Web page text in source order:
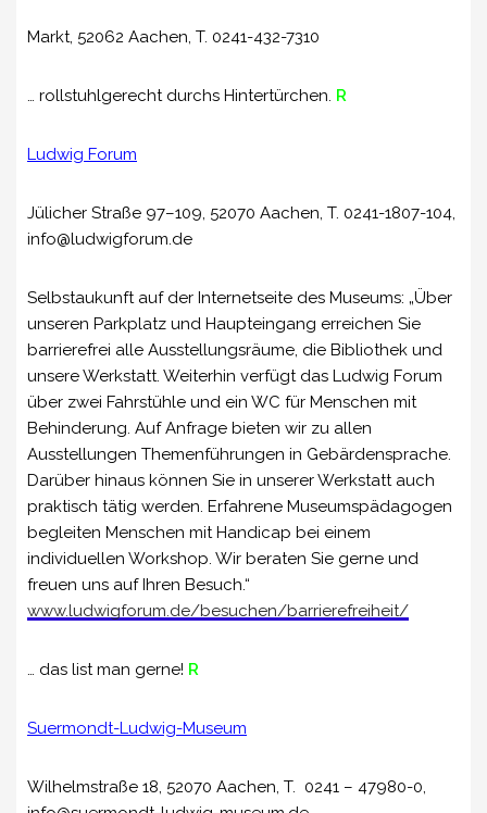
Markt, 52062 Aachen, T. 0241-432-7310
… rollstuhlgerecht durchs Hintertürchen. R
Ludwig Forum
Jülicher Straße 97–109, 52070 Aachen, T. 0241-1807-104,
info@ludwigforum.de
Selbstaukunft auf der Internetseite des Museums: „Über
unseren Parkplatz und Haupteingang erreichen Sie
barrierefrei alle Ausstellungsräume, die Bibliothek und
unsere Werkstatt. Weiterhin verfügt das Ludwig Forum
über zwei Fahrstühle und ein WC für Menschen mit
Behinderung. Auf Anfrage bieten wir zu allen
Ausstellungen Themenführungen in Gebärdensprache.
Darüber hinaus können Sie in unserer Werkstatt auch
praktisch tätig werden. Erfahrene Museumspädagogen
begleiten Menschen mit Handicap bei einem
individuellen Workshop. Wir beraten Sie gerne und
freuen uns auf Ihren Besuch.“
www.ludwigforum.de/besuchen/barrierefreiheit/
… das list man gerne! R
Suermondt-Ludwig-Museum
Wilhelmstraße 18, 52070 Aachen, T. 0241 – 47980-0,